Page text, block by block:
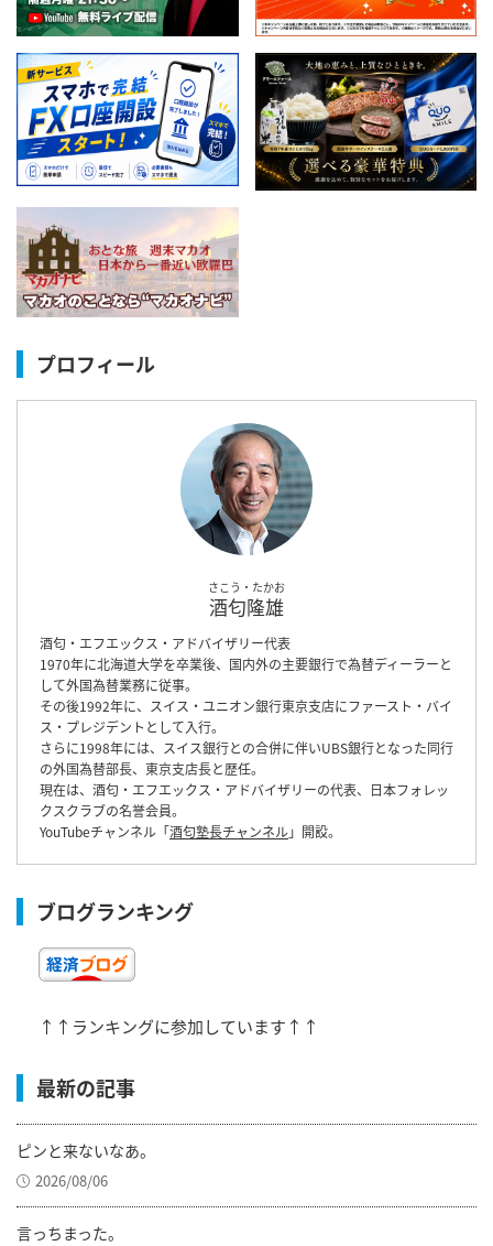
プロフィール
さこう・たかお
酒匂隆雄
酒匂・エフエックス・アドバイザリー代表
1970年に北海道大学を卒業後、国内外の主要銀行で為替ディーラーと
して外国為替業務に従事。
その後1992年に、スイス・ユニオン銀行東京支店にファースト・バイ
ス・プレジデントとして入行。
さらに1998年には、スイス銀行との合併に伴いUBS銀行となった同行
の外国為替部長、東京支店長と歴任。
現在は、酒匂・エフエックス・アドバイザリーの代表、日本フォレッ
クスクラブの名誉会員。
YouTubeチャンネル「酒匂塾長チャンネル」開設。
ブログランキング
↑↑ランキングに参加しています↑↑
最新の記事
ピンと来ないなあ。
2026/08/06
言っちまった。